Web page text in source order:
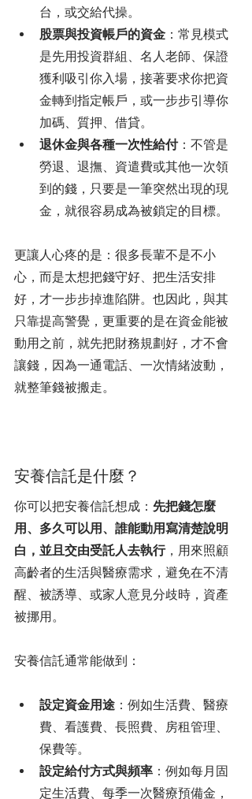
台，或交給代操。
股票與投資帳戶的資金 ：常見模式
是先用投資群組、名人老師、保證
獲利吸引你入場，接著要求你把資
金轉到指定帳戶，或一步步引導你
加碼、質押、借貸。
退休金與各種一次性給付：不管是
勞退、退撫、資遣費或其他一次領
到的錢，只要是一筆突然出現的現
金，就很容易成為被鎖定的目標。
更讓人心疼的是：很多長輩不是不小
心，而是太想把錢守好、把生活安排
好，才一步步掉進陷阱。也因此，與其
只靠提高警覺，更重要的是在資金能被
動用之前，就先把財務規劃好，才不會
讓錢，因為一通電話、一次情緒波動，
就整筆錢被搬走。
安養信託是什麼？
你可以把安養信託想成： 先把錢怎麼
用、多久可以用、誰能動用寫清楚說明
白，並且交由受託人去執行，用來照顧
高齡者的生活與醫療需求，避免在不清
醒、被誘導、或家人意見分歧時，資產
被挪用。
安養信託通常能做到：
設定資金用途 ：例如生活費、醫療
費、看護費、長照費、房租管理、
保費等。
設定給付方式與頻率 ：例如每月固
定生活費、每季一次醫療預備金，